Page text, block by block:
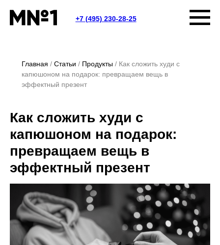
Главная Статьи Продукты
Как сложить худи с
капюшоном на подарок: превращаем вещь в
эффектный презент
Как сложить худи с
капюшоном на подарок:
превращаем вещь в
эффектный презент